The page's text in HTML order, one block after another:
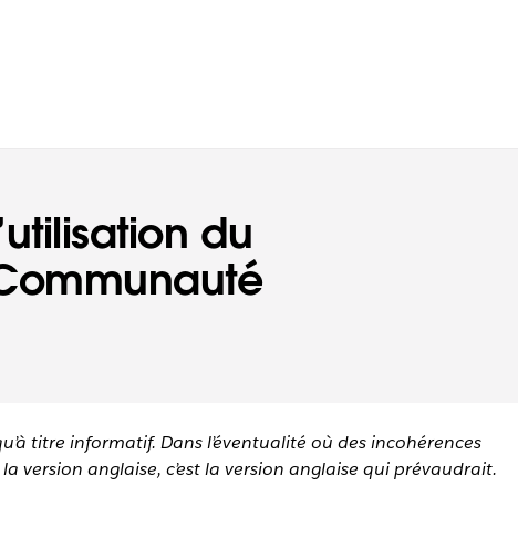
du
titre informatif. Dans l’éventualité où des incohérences
version anglaise, c’est la version anglaise qui prévaudrait.